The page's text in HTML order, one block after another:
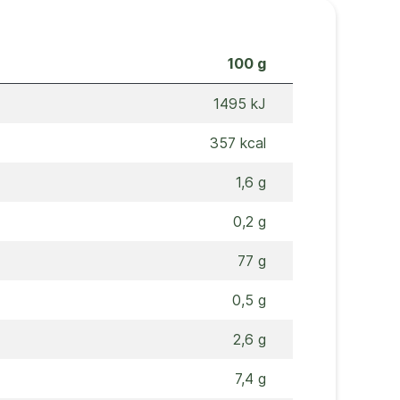
100 g
1495 kJ
357 kcal
1,6 g
0,2 g
77 g
0,5 g
2,6 g
7,4 g